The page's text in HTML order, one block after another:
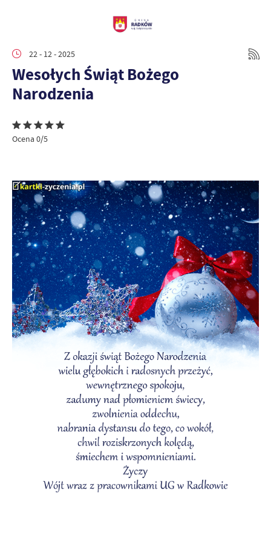
22 - 12 - 2025
Wesołych Świąt Bożego
Narodzenia
Ocena 0/5